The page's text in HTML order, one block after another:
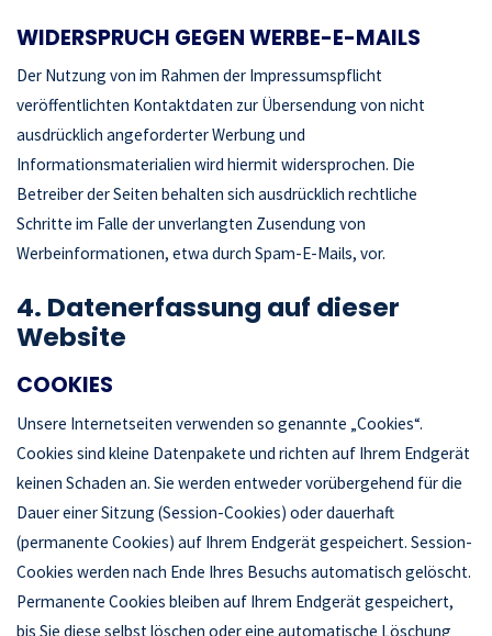
WIDERSPRUCH GEGEN WERBE-E-MAILS
Der Nutzung von im Rahmen der Impressumspflicht
veröffentlichten Kontaktdaten zur Übersendung von nicht
ausdrücklich angeforderter Werbung und
Informationsmaterialien wird hiermit widersprochen. Die
Betreiber der Seiten behalten sich ausdrücklich rechtliche
Schritte im Falle der unverlangten Zusendung von
Werbeinformationen, etwa durch Spam-E-Mails, vor.
4. Datenerfassung auf dieser
Website
COOKIES
Unsere Internetseiten verwenden so genannte „Cookies“.
Cookies sind kleine Datenpakete und richten auf Ihrem Endgerät
keinen Schaden an. Sie werden entweder vorübergehend für die
Dauer einer Sitzung (Session-Cookies) oder dauerhaft
(permanente Cookies) auf Ihrem Endgerät gespeichert. Session-
Cookies werden nach Ende Ihres Besuchs automatisch gelöscht.
Permanente Cookies bleiben auf Ihrem Endgerät gespeichert,
bis Sie diese selbst löschen oder eine automatische Löschung